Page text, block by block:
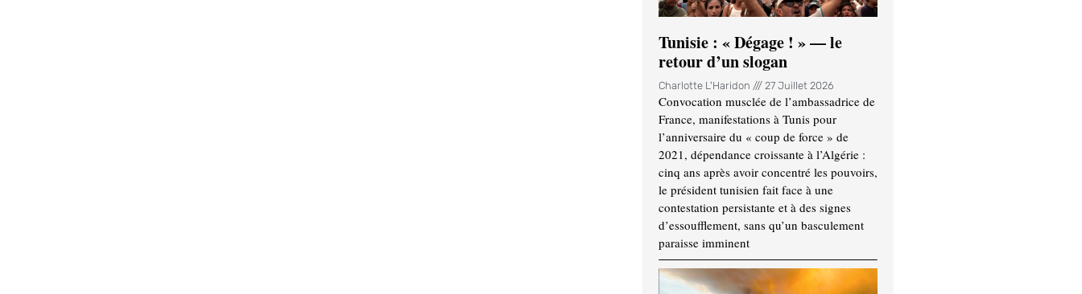
Tunisie : « Dégage ! » — le
retour d’un slogan
Charlotte L'Haridon 27 Juillet 2026
Convocation musclée de l’ambassadrice de
France, manifestations à Tunis pour
l’anniversaire du « coup de force » de
2021, dépendance croissante à l’Algérie :
cinq ans après avoir concentré les pouvoirs,
le président tunisien fait face à une
contestation persistante et à des signes
d’essoufflement, sans qu’un basculement
paraisse imminent